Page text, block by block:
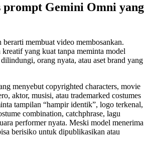
prompt Gemini Omni yang
membuat video membosankan.
yang kuat tanpa meminta model
orang nyata, atau aset brand yang
menyebut copyrighted characters, movie
aktor, musisi, atau trademarked costumes
tampilan “hampir identik”, logo terkenal,
combination, catchphrase, lagu
performer nyata. Meski model menerima
berisiko untuk dipublikasikan atau